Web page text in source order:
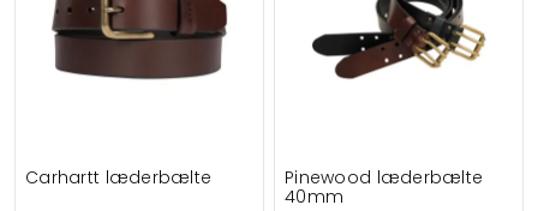
Carhartt læderbælte
Pinewood læderbælte
40mm